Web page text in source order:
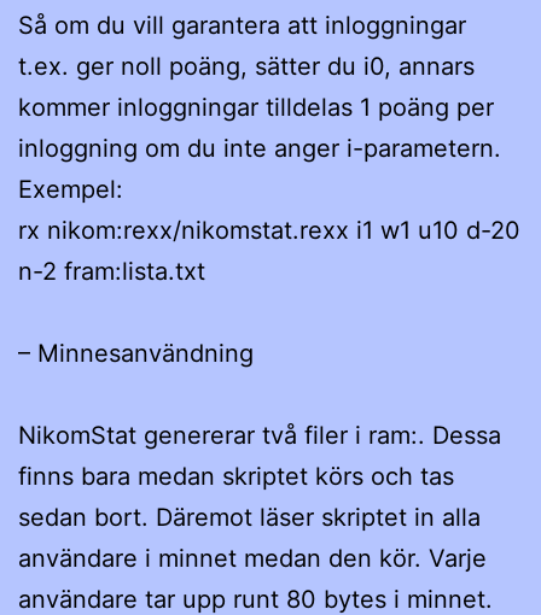
Så om du vill garantera att inloggningar
t.ex. ger noll poäng, sätter du i0, annars
kommer inloggningar tilldelas 1 poäng per
inloggning om du inte anger i-parametern.
Exempel:
rx nikom:rexx/nikomstat.rexx i1 w1 u10 d-20
n-2 fram:lista.txt
– Minnesanvändning
NikomStat genererar två filer i ram:. Dessa
finns bara medan skriptet körs och tas
sedan bort. Däremot läser skriptet in alla
användare i minnet medan den kör. Varje
användare tar upp runt 80 bytes i minnet.